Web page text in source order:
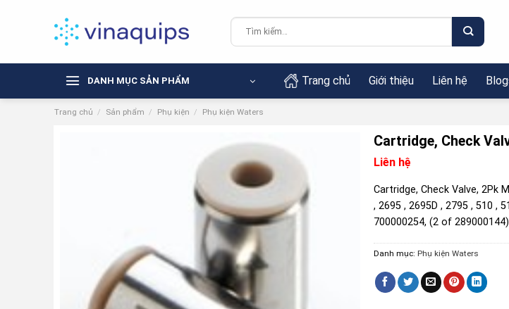
Tìm
kiếm:
DANH MỤC SẢN PHẨM Trang chủ Giới thiệu Liên hệ
Trang chủ / Sản phẩm / Phụ kiện / Phụ kiện Waters
Cartridge, Check
Liên hệ
Cartridge, Check Valve, 2Pk
, 2695 , 2695D , 2795 , 510 ,
700000254, (2 of 289000144)
Danh mục: Phụ kiện Waters